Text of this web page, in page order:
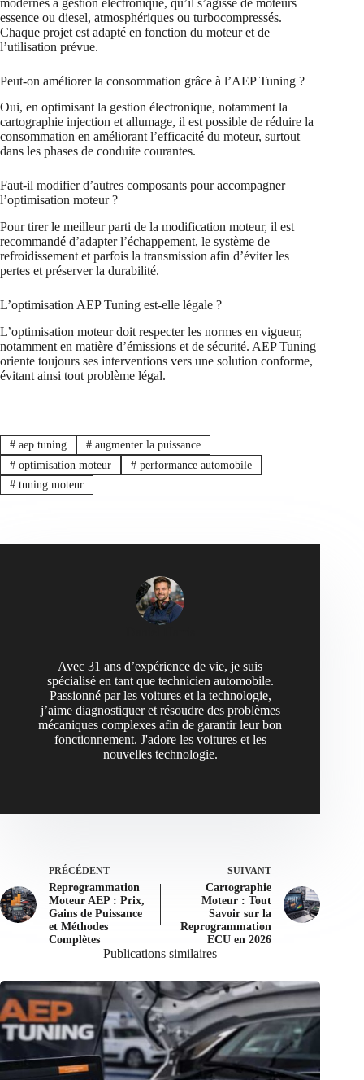
essence ou diesel, atmosphériques ou turbocompressés.
Chaque projet est adapté en fonction du moteur et de
l’utilisation prévue.
Peut-on améliorer la consommation grâce à l’AEP Tuning ?
Oui, en optimisant la gestion électronique, notamment la
cartographie injection et allumage, il est possible de réduire la
consommation en améliorant l’efficacité du moteur, surtout
dans les phases de conduite courantes.
Faut-il modifier d’autres composants pour accompagner
l’optimisation moteur ?
Pour tirer le meilleur parti de la modification moteur, il est
recommandé d’adapter l’échappement, le système de
refroidissement et parfois la transmission afin d’éviter les
pertes et préserver la durabilité.
L’optimisation AEP Tuning est-elle légale ?
L’optimisation moteur doit respecter les normes en vigueur,
notamment en matière d’émissions et de sécurité. AEP Tuning
oriente toujours ses interventions vers une solution conforme,
évitant ainsi tout problème légal.
#aep tuning #augmenter la puissance
#optimisation moteur #performance automobile
#tuning moteur
Avec 31 ans d’expérience de vie, je suis
spécialisé en tant que technicien automobile.
Passionné par les voitures et la technologie,
j’aime diagnostiquer et résoudre des problèmes
mécaniques complexes afin de garantir leur bon
fonctionnement. J'adore les voitures et les
nouvelles technologie.
PRÉCÉDENT
Reprogrammation
Moteur AEP : Prix,
Gains de Puissance
et Méthodes
Complètes
SUIVANT
Cartographie
Moteur : Tout
Savoir sur la
Reprogrammation
ECU en 2026
Publications similaires